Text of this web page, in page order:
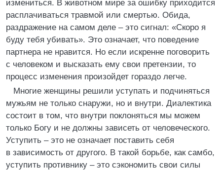
измениться. В животном мире за ошибку приходится
расплачиваться травмой или смертью. Обида,
раздражение на самом деле – это сигнал: «Скоро я
буду тебя убивать». Это означает, что поведение
партнера не нравится. Но если искренне поговорить
с человеком и высказать ему свои претензии, то
процесс изменения произойдет гораздо легче.
Многие женщины решили уступать и подчиняться
мужьям не только снаружи, но и внутри. Диалектика
состоит в том, что внутри поклоняться мы можем
только Богу и не должны зависеть от человеческого.
Уступить – это не означает поставить себя
в зависимость от другого. В такой борьбе, как самбо,
уступить противнику – это сэкономить свои силы